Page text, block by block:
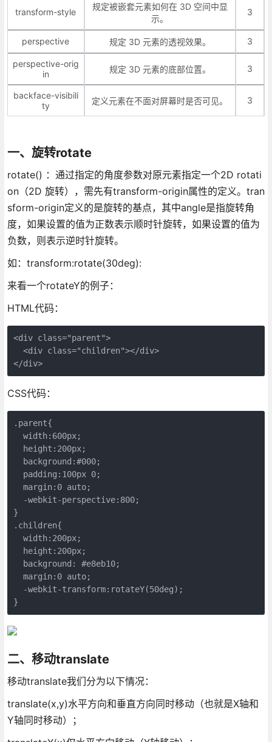
transform-style
规定被嵌套元素如何在 3D 空间中显
示。
3
perspective 规定 3D 元素的透视效果。 3
perspective-orig
in
规定 3D 元素的底部位置。 3
backface-visibili
ty
定义元素在不面对屏幕时是否可见。 3
一、旋转rotate
rotate() ：通过指定的角度参数对原元素指定一个2D rotati
on（2D 旋转），需先有transform-origin属性的定义。tran
sform-origin定义的是旋转的基点，其中angle是指旋转角
度，如果设置的值为正数表示顺时针旋转，如果设置的值为
负数，则表示逆时针旋转。
如：transform:rotate(30deg):
来看一个rotateY的例子：
HTML代码：
<div class="parent">
  <div class="children"></div>
</div>
CSS代码：
.parent{
  width:600px;
  height:200px;
  background:#000;
  padding:100px 0;
  margin:0 auto;
  -webkit-perspective:800;
}
.children{
  width:200px;
  height:200px;
  background: #e8eb10;
  margin:0 auto;
  -webkit-transform:rotateY(50deg);
}
二、移动translate
移动translate我们分为以下情况：
translate(x,y)水平方向和垂直方向同时移动（也就是X轴和
Y轴同时移动）；